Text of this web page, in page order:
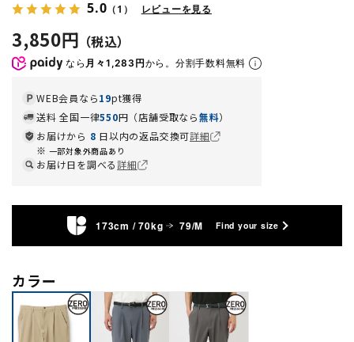
5.0 （1） レビューを見る
3,850円
なら 月々1,283円から。分割手数料無料
WEB会員なら19pt獲得
送料 全国一律550円（店舗受取なら無料）
お届けから 8 日以内の返品交換可詳細
一部対象外商品あり
お届け日を調べる詳細
173cm / 70kg 79/M Find your size
カラー